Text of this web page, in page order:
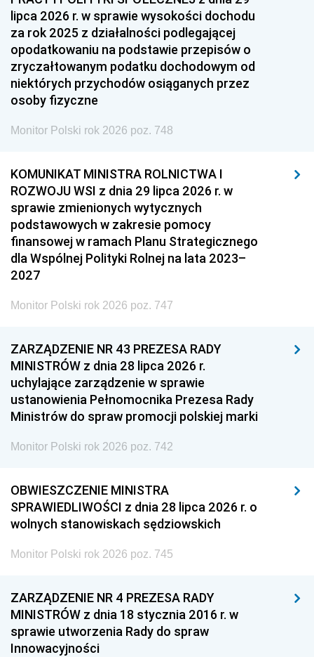
lipca 2026 r. w sprawie wysokości dochodu
za rok 2025 z działalności podlegającej
opodatkowaniu na podstawie przepisów o
zryczałtowanym podatku dochodowym od
niektórych przychodów osiąganych przez
osoby fizyczne
Monitor Polski rok 2026 poz. 748
KOMUNIKAT MINISTRA ROLNICTWA I
ROZWOJU WSI z dnia 29 lipca 2026 r. w
sprawie zmienionych wytycznych
podstawowych w zakresie pomocy
finansowej w ramach Planu Strategicznego
dla Wspólnej Polityki Rolnej na lata 2023–
2027
Monitor Polski rok 2026 poz. 747
ZARZĄDZENIE NR 43 PREZESA RADY
MINISTRÓW z dnia 28 lipca 2026 r.
uchylające zarządzenie w sprawie
ustanowienia Pełnomocnika Prezesa Rady
Ministrów do spraw promocji polskiej marki
Monitor Polski rok 2026 poz. 742
OBWIESZCZENIE MINISTRA
SPRAWIEDLIWOŚCI z dnia 28 lipca 2026 r. o
wolnych stanowiskach sędziowskich
Monitor Polski rok 2026 poz. 745
ZARZĄDZENIE NR 4 PREZESA RADY
MINISTRÓW z dnia 18 stycznia 2016 r. w
sprawie utworzenia Rady do spraw
Innowacyjności